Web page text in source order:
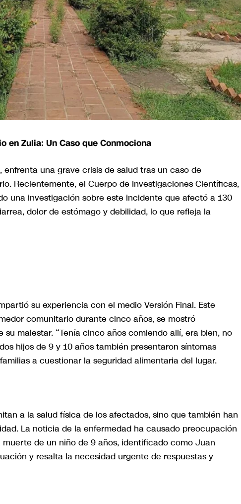
en Zulia: Un Caso que Conmociona
una grave crisis de salud tras un caso de
Recientemente, el Cuerpo de Investigaciones Científicas,
una investigación sobre este incidente que afectó a 130
dolor de estómago y debilidad, lo que refleja la
su experiencia con el medio Versión Final. Este
comunitario durante cinco años, se mostró
malestar. “Tenía cinco años comiendo allí, era bien, no
hijos de 9 y 10 años también presentaron síntomas
a cuestionar la seguridad alimentaria del lugar.
a la salud física de los afectados, sino que también han
La noticia de la enfermedad ha causado preocupación
de un niño de 9 años, identificado como Juan
y resalta la necesidad urgente de respuestas y